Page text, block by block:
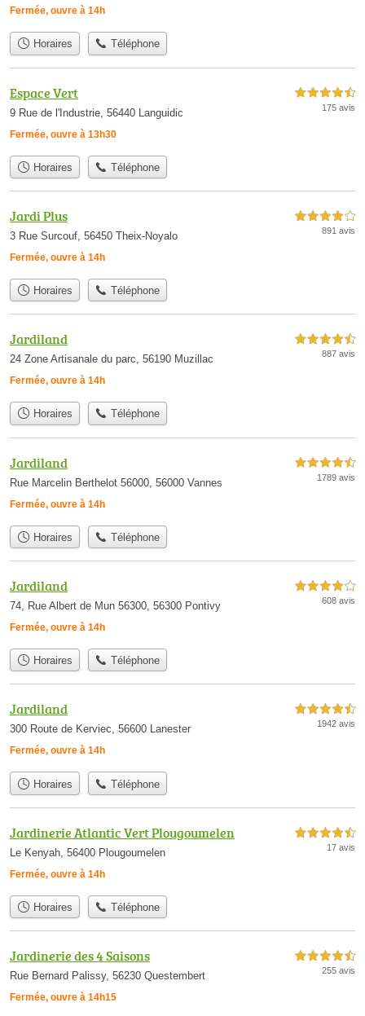
Fermée, ouvre à 14h
Horaires Téléphone
Espace Vert
9 Rue de l'Industrie, 56440 Languidic
Fermée, ouvre à 13h30
4,5 étoiles sur 5
175 avis
Horaires Téléphone
Jardi Plus
3 Rue Surcouf, 56450 Theix-Noyalo
Fermée, ouvre à 14h
4,0 étoiles sur 5
891 avis
Horaires Téléphone
Jardiland
24 Zone Artisanale du parc, 56190 Muzillac
Fermée, ouvre à 14h
4,5 étoiles sur 5
887 avis
Horaires Téléphone
Jardiland
Rue Marcelin Berthelot 56000, 56000 Vannes
Fermée, ouvre à 14h
4,5 étoiles sur 5
1789 avis
Horaires Téléphone
Jardiland
74, Rue Albert de Mun 56300, 56300 Pontivy
Fermée, ouvre à 14h
4,0 étoiles sur 5
608 avis
Horaires Téléphone
Jardiland
300 Route de Kerviec, 56600 Lanester
Fermée, ouvre à 14h
4,5 étoiles sur 5
1942 avis
Horaires Téléphone
Jardinerie Atlantic Vert Plougoumelen
Le Kenyah, 56400 Plougoumelen
Fermée, ouvre à 14h
4,5 étoiles sur 5
17 avis
Horaires Téléphone
Jardinerie des 4 Saisons
Rue Bernard Palissy, 56230 Questembert
Fermée, ouvre à 14h15
4,5 étoiles sur 5
255 avis